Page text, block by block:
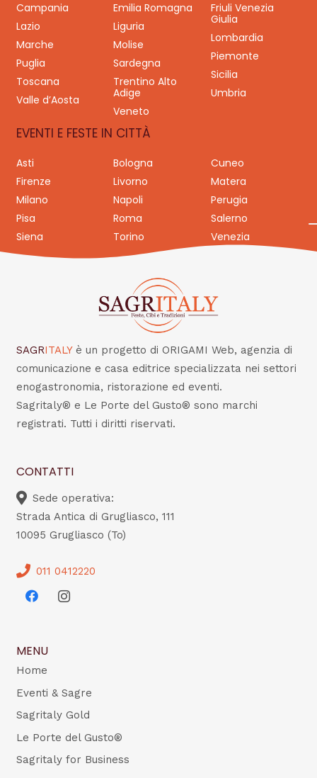
Campania
Emilia Romagna
Friuli Venezia
Giulia
Lazio
Liguria
Lombardia
Marche
Molise
Piemonte
Puglia
Sardegna
Sicilia
Toscana
Trentino Alto
Adige
Umbria
Valle d’Aosta
Veneto
EVENTI E FESTE IN CITTÀ
Asti Bologna
Cuneo
Firenze
Livorno
Matera
Milano
Napoli
Perugia
Pisa
Roma
Salerno
Siena
Torino Venezia
SAGRITALY è un progetto di ORIGAMI Web, agenzia di
comunicazione e casa editrice specializzata nei settori
enogastronomia, ristorazione ed eventi.
Sagritaly® e Le Porte del Gusto® sono marchi
registrati. Tutti i diritti riservati.
CONTATTI
Sede operativa:
Strada Antica di Grugliasco, 111
10095 Grugliasco (To)
011 0412220
MENU
Home
Eventi & Sagre
Sagritaly Gold
Le Porte del Gusto®
Sagritaly for Business